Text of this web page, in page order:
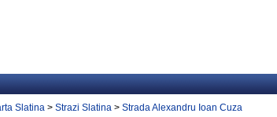
Slatina > Strazi Slatina > Strada Alexandru Ioan Cuza